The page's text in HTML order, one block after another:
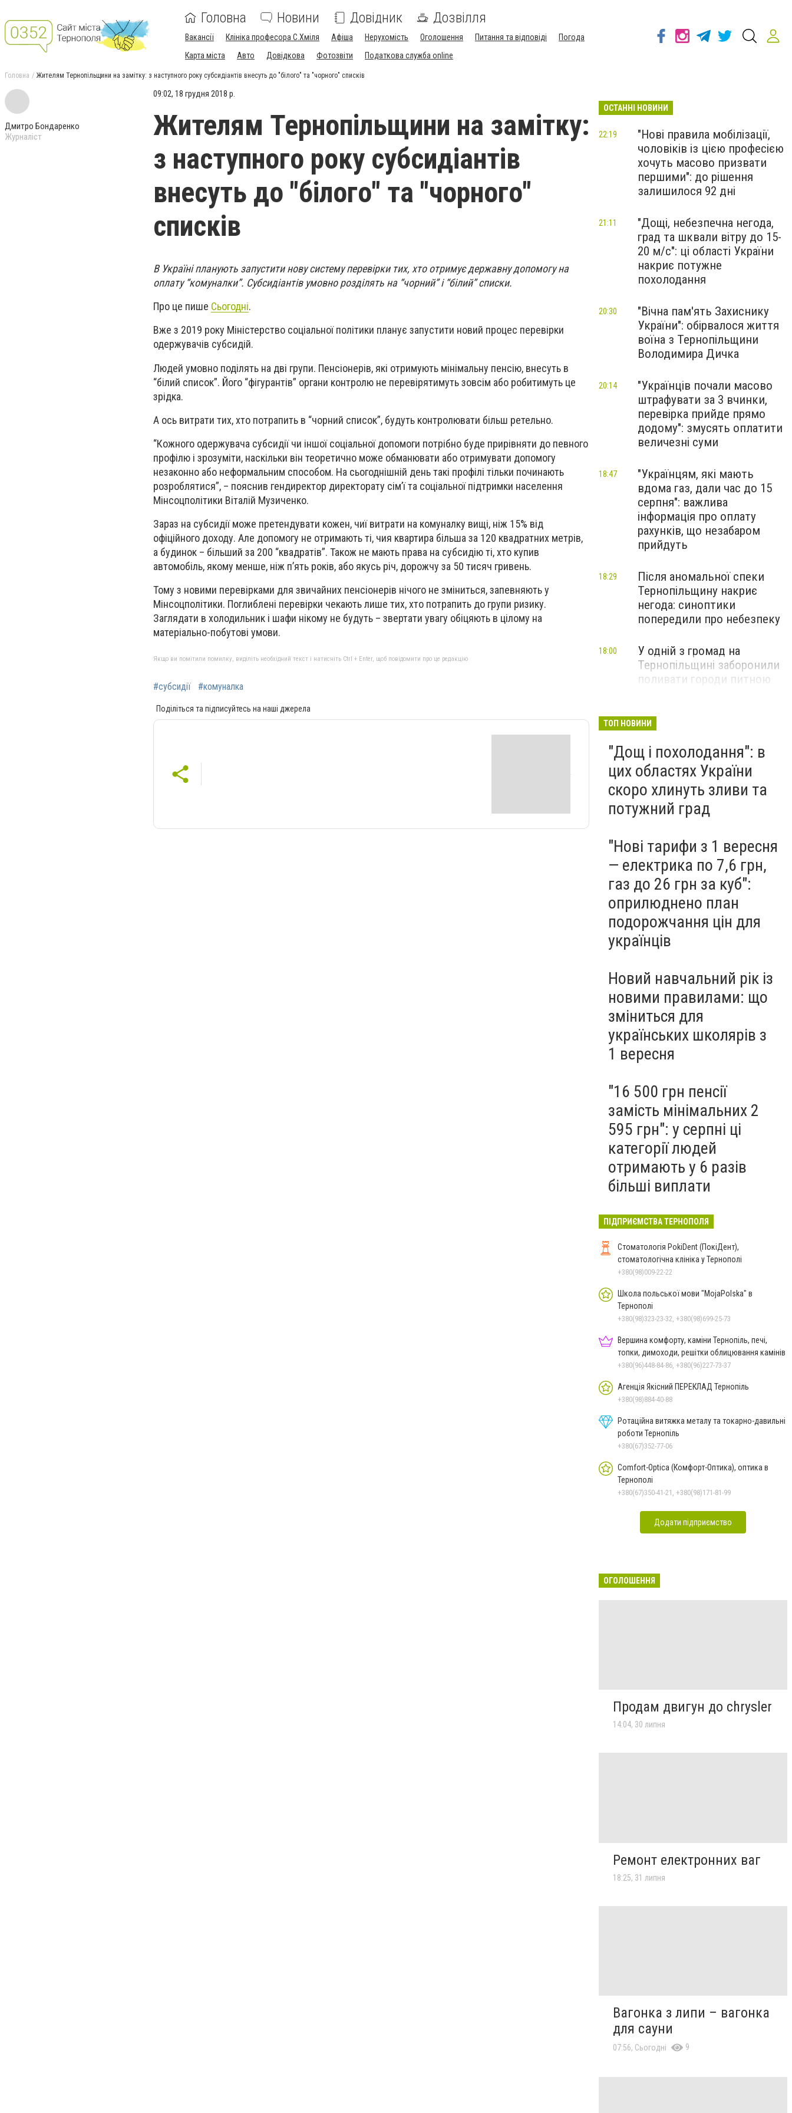
Головна Новини Довідник Дозвілля
Вакансії Клініка професора С.Хміля Афіша Нерухомість Оголошення Питання та відповіді
Погода
Карта міста
Авто Довідкова Фотозвіти Податкова служба online
Головна Жителям Тернопільщини на замітку: з наступного року субсидіантів внесуть до "білого" та "чорного" списків
Дмитро Бондаренко
Журналіст
09:02, 18 грудня 2018 р.
Жителям Тернопільщини на замітку:
з наступного року субсидіантів
внесуть до "білого" та "чорного"
списків
В Україні планують запустити нову систему перевірки тих, хто отримує державну допомогу на
оплату “комуналки”. Субсидіантів умовно розділять на “чорний” і “білий” списки.
Про це пише Сьогодні.
Вже з 2019 року Міністерство соціальної політики планує запустити новий процес перевірки
одержувачів субсидій.
Людей умовно поділять на дві групи. Пенсіонерів, які отримують мінімальну пенсію, внесуть в
“білий список”. Його “фігурантів” органи контролю не перевірятимуть зовсім або робитимуть це
зрідка.
А ось витрати тих, хто потрапить в “чорний список”, будуть контролювати більш ретельно.
“Кожного одержувача субсидії чи іншої соціальної допомоги потрібно буде прирівняти до певного
профілю і зрозуміти, наскільки він теоретично може обманювати або отримувати допомогу
незаконно або неформальним способом. На сьогоднішній день такі профілі тільки починають
розроблятися”, – пояснив гендиректор директорату сім’ї та соціальної підтримки населення
Мінсоцполітики Віталій Музиченко.
Зараз на субсидії може претендувати кожен, чиї витрати на комуналку вищі, ніж 15% від
офіційного доходу. Але допомогу не отримають ті, чия квартира більша за 120 квадратних метрів,
а будинок – більший за 200 “квадратів”. Також не мають права на субсидію ті, хто купив
автомобіль, якому менше, ніж п’ять років, або якусь річ, дорожчу за 50 тисяч гривень.
Тому з новими перевірками для звичайних пенсіонерів нічого не зміниться, запевняють у
Мінсоцполітики. Поглиблені перевірки чекають лише тих, хто потрапить до групи ризику.
Заглядати в холодильник і шафи нікому не будуть – звертати увагу обіцяють в цілому на
матеріально-побутові умови.
Якщо ви помітили помилку, виділіть необхідний текст і натисніть Ctrl + Enter, щоб повідомити про це редакцію
#субсидії #комуналка
Поділіться та підписуйтесь на наші джерела
ОСТАННІ НОВИНИ
"Нові правила мобілізації,
чоловіків із цією професією
хочуть масово призвати
першими": до рішення
залишилося 92 дні
22:19
"Дощі, небезпечна негода,
град та шквали вітру до 15-
20 м/с": ці області України
накриє потужне
похолодання
21:11
"Вічна пам'ять Захиснику
України": обірвалося життя
воїна з Тернопільщини
Володимира Дичка
20:30
"Українців почали масово
штрафувати за 3 вчинки,
перевірка прийде прямо
додому": змусять оплатити
величезні суми
20:14
"Українцям, які мають
вдома газ, дали час до 15
серпня": важлива
інформація про оплату
рахунків, що незабаром
прийдуть
18:47
Після аномальної спеки
Тернопільщину накриє
негода: синоптики
попередили про небезпеку
18:29
У одній з громад на
Тернопільщині заборонили
поливати городи питною
18:00
миті: на Тернопільщині
знешкодили боєприпас
ТОП НОВИНИ
"Дощ і похолодання": в
цих областях України
скоро хлинуть зливи та
потужний град
"Нові тарифи з 1 вересня
— електрика по 7,6 грн,
газ до 26 грн за куб":
оприлюднено план
подорожчання цін для
українців
Новий навчальний рік із
новими правилами: що
зміниться для
українських школярів з
1 вересня
"16 500 грн пенсії
замість мінімальних 2
595 грн": у серпні ці
категорії людей
отримають у 6 разів
більші виплати
ПІДПРИЄМСТВА ТЕРНОПОЛЯ
Стоматологія PokiDent (ПокіДент),
стоматологічна клініка у Тернополі
+380(98)009-22-22
Школа польської мови "MojaPolska" в
Тернополі
+380(98)323-23-32, +380(98)699-25-73
Вершина комфорту, каміни Тернопіль, печі,
топки, димоходи, решітки облицювання камінів
+380(96)448-84-86, +380(96)227-73-37
Агенція Якісний ПЕРЕКЛАД Тернопіль
+380(98)884-40-88
Ротаційна витяжка металу та токарно-давильні
роботи Тернопіль
+380(67)352-77-06
Comfort-Optica (Комфорт-Оптика), оптика в
Тернополі
+380(67)350-41-21, +380(98)171-81-99
Додати підприємство
ОГОЛОШЕННЯ
Продам двигун до chrysler
14:04, 30 липня
Ремонт електронних ваг
18:25, 31 липня
Вагонка з липи – вагонка
для сауни
07:56, Сьогодні 9